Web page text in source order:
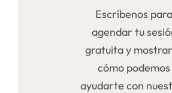
Escríbenos para
agendar tu
gratuita y
cómo podemos
ayudarte con